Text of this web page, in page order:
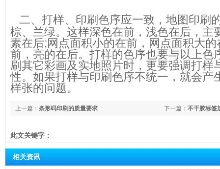
二、打样、印刷色序应一致，地图印刷
棕、兰绿。这样深色在前，浅色在后，主
素在后;网点面积小的在前，网点面积大
前，亮的在后。打样的色序也要与以上色
刷其它彩画及实地照片时，更要强调打样
性。如果打样与印刷色序不统一，就会产
样张的问题。
下一篇： 不干胶标签
上一篇： 条形码印刷的质量要求
此文关键字：
相关资讯